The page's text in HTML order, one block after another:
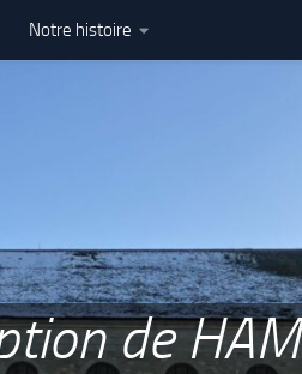
Notre histoire
de HAM